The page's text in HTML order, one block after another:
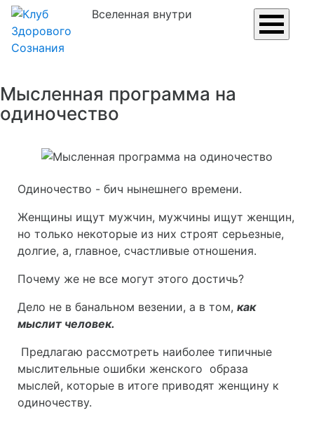
Вселенная внутри
Мысленная программа на
одиночество
Одиночество - бич нынешнего времени.
Женщины ищут мужчин, мужчины ищут женщин,
но только некоторые из них строят серьезные,
долгие, а, главное, счастливые отношения.
Почему же не все могут этого достичь?
Дело не в банальном везении, а в том, как
мыслит человек.
Предлагаю рассмотреть наиболее типичные
мыслительные ошибки женского образа
мыслей, которые в итоге приводят женщину к
одиночеству.